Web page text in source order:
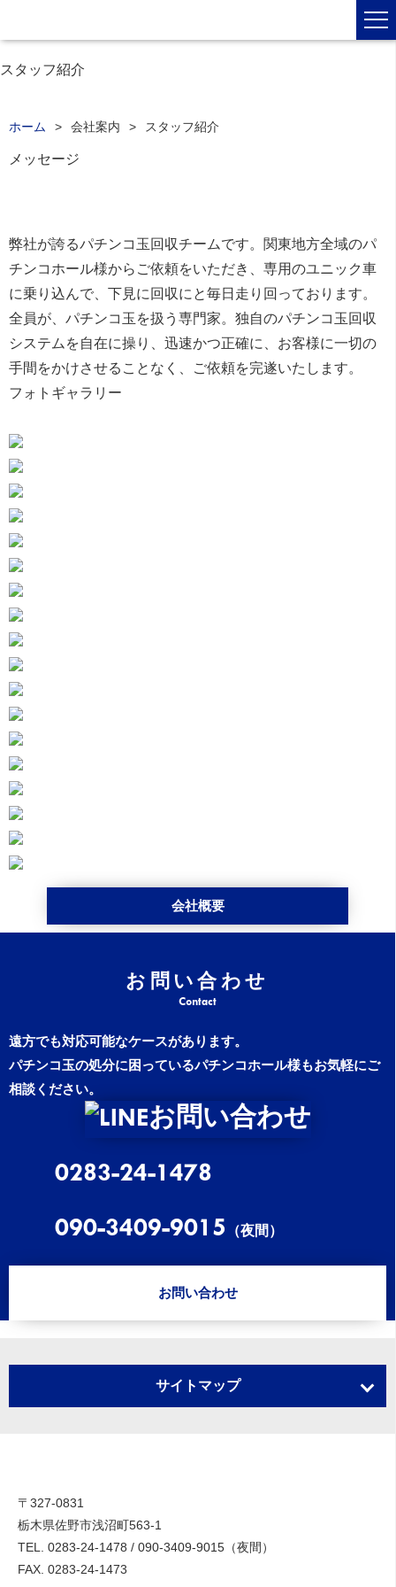
スタッフ紹介
ホーム 会社案内 スタッフ紹介
メッセージ
弊社が誇るパチンコ玉回収チームです。関東地方全域のパ
チンコホール様からご依頼をいただき、専用のユニック車
に乗り込んで、下見に回収にと毎日走り回っております。
全員が、パチンコ玉を扱う専門家。独自のパチンコ玉回収
システムを自在に操り、迅速かつ正確に、お客様に一切の
手間をかけさせることなく、ご依頼を完遂いたします。
フォトギャラリー
会社概要
お問い合わせ
遠方でも対応可能なケースがあります。
パチンコ玉の処分に困っているパチンコホール様もお気軽にご
相談ください。
0283-24-1478
090-3409-9015 （夜間）
お問い合わせ
サイトマップ
スタッフブログ
買いたい
〒327-0831
栃木県佐野市浅沼町563-1
TEL. 0283-24-1478 / 090-3409-9015（夜間）
FAX. 0283-24-1473